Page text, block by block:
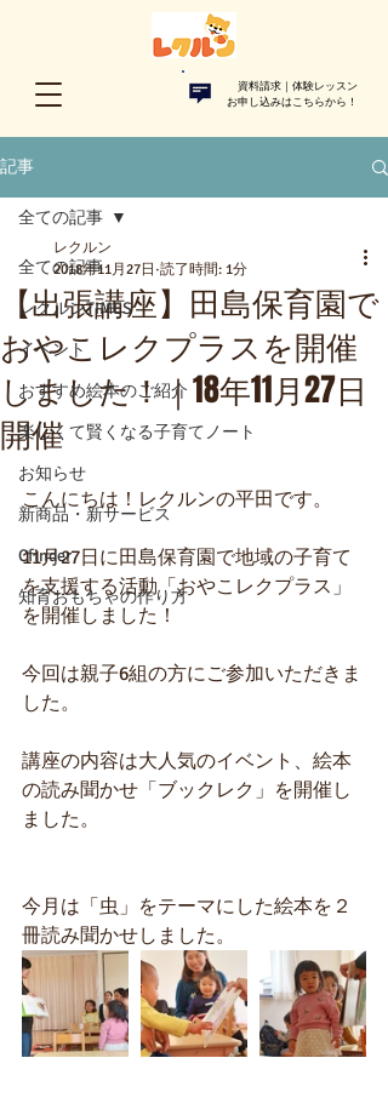
資料請求｜体験レッスン
お申し込みはこちらから！​
記事
全ての記事
レクルンTIMES
イベント
おすすめ絵本のご紹介
楽しくて賢くなる子育てノート
お知らせ
新商品・新サービス
Cfinder
知育おもちゃの作り方
全ての記事
【出張講座】田島保育園で
おやこレクプラスを開催
しました！｜18年11月27日
開催
レクルン
2018年11月27日 読了時間: 1分
こんにちは！レクルンの平田です。
11月27日に田島保育園で地域の子育て
を支援する活動「おやこレクプラス」
を開催しました！
今回は親子6組の方にご参加いただきま
した。
講座の内容は大人気のイベント、絵本
の読み聞かせ「ブックレク」を開催し
ました。
今月は「虫」をテーマにした絵本を２
冊読み聞かせしました。